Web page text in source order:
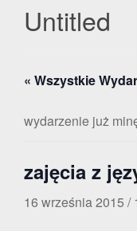
Untitled
« Wszystkie
wydarzenie już
zajęcia z
16 września 2015 /